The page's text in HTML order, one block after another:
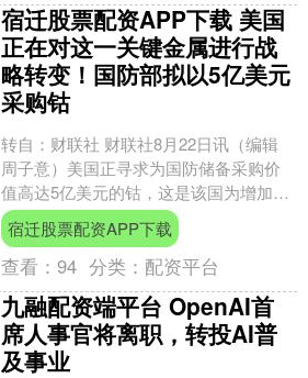
宿迁股票配资APP下载 美国
正在对这一关键金属进行战
略转变！国防部拟以5亿美元
采购钴
转自：财联社 财联社8月22日讯（编辑
周子意）美国正寻求为国防储备采购价
值高达5亿美元的钴，这是该国为增加关
键矿产供应所采取行动的一部分。 据央
视新闻，美国国....
宿迁股票配资APP下载
查看：94 分类： 配资平台
九融配资端平台 OpenAI首
席人事官将离职，转投AI普
及事业